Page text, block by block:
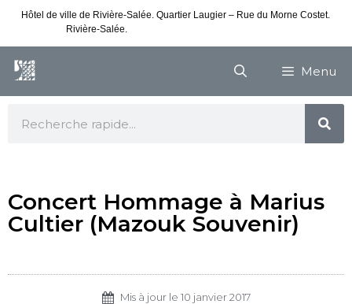
Hôtel de ville de Rivière-Salée. Quartier Laugier – Rue du Morne Costet.
Rivière-Salée.
Menu
Concert Hommage à Marius
Cultier (Mazouk Souvenir)
Mis à jour le 10 janvier 2017